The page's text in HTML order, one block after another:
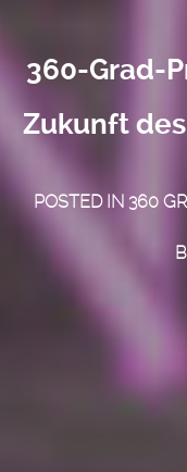
360-Grad-
Zukunft
POSTED IN 360